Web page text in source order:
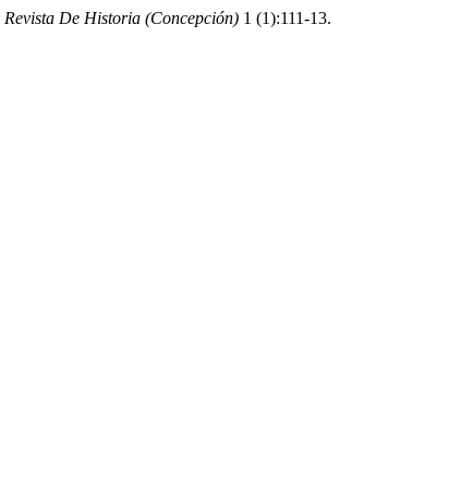
Revista De Historia (Concepción) 1 (1):111-13.